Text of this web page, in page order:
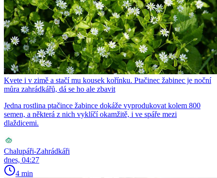
Kvete i v zimě a stačí mu kousek kořínku. Ptačinec žabinec je noční
můra zahrádkářů, dá se ho ale zbavit
Jedna rostlina ptačince žabince dokáže vyprodukovat kolem 800
semen, a některá z nich vyklíčí okamžitě, i ve spáře mezi
dlaždicemi.
Chalupáři-Zahrádkáři
dnes, 04:27
4 min